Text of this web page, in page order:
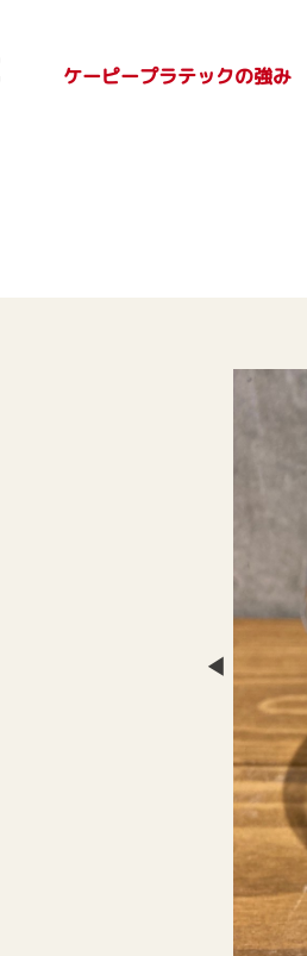
ケーピープラテックの強み